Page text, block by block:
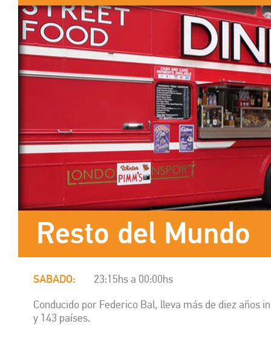
Resto del Mundo
SABADO:
23:15hs a 00:00hs
Conducido por Federico Bal, lleva más de diez años
y 143 países.